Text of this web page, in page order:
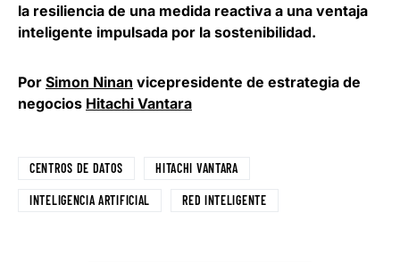
la resiliencia de una medida reactiva a una ventaja
inteligente impulsada por la sostenibilidad.
Por Simon Ninan vicepresidente de estrategia de
negocios Hitachi Vantara
CENTROS DE DATOS HITACHI VANTARA
INTELIGENCIA ARTIFICIAL RED INTELIGENTE